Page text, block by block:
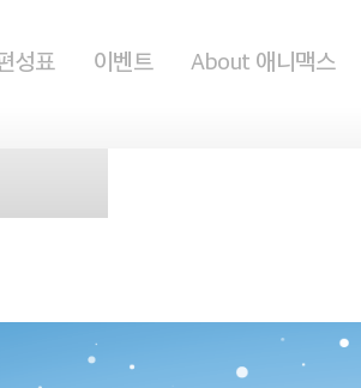
성표 이벤트 About 애니맥스